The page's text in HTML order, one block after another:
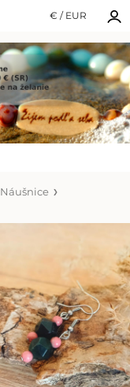
€ / EUR
Náušnice